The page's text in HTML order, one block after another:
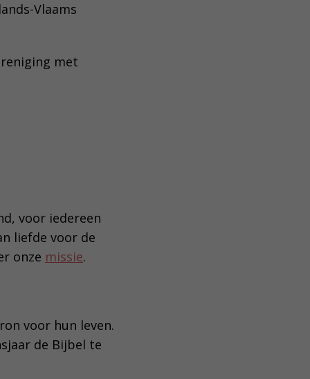
Vlaams
met
voor iedereen
liefde voor de
onze missie.
voor hun leven.
de Bijbel te